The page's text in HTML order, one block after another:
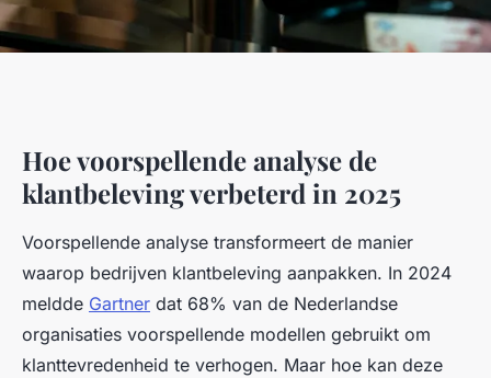
Hoe voorspellende analyse de
klantbeleving verbeterd in 2025
Voorspellende analyse transformeert de manier
waarop bedrijven klantbeleving aanpakken. In 2024
meldde Gartner dat 68% van de Nederlandse
organisaties voorspellende modellen gebruikt om
klanttevredenheid te verhogen. Maar hoe kan deze